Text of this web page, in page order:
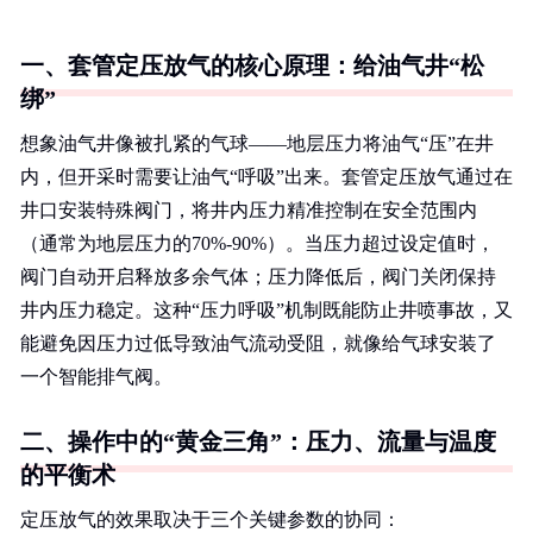
一、套管定压放气的核心原理：给油气井“松
绑”
想象油气井像被扎紧的气球——地层压力将油气“压”在井
内，但开采时需要让油气“呼吸”出来。套管定压放气通过在
井口安装特殊阀门，将井内压力精准控制在安全范围内
（通常为地层压力的70%-90%）。当压力超过设定值时，
阀门自动开启释放多余气体；压力降低后，阀门关闭保持
井内压力稳定。这种“压力呼吸”机制既能防止井喷事故，又
能避免因压力过低导致油气流动受阻，就像给气球安装了
一个智能排气阀。
二、操作中的“黄金三角”：压力、流量与温度
的平衡术
定压放气的效果取决于三个关键参数的协同：